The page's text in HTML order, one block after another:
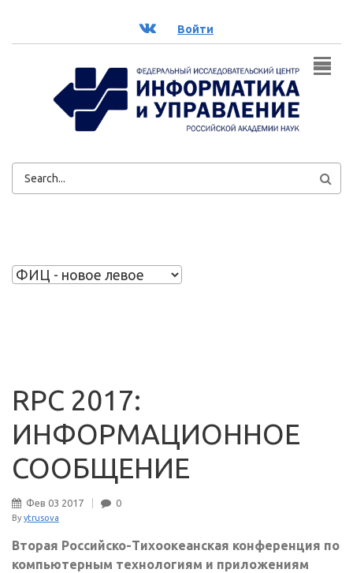
ВК Войти
ФОРМА
RPC 2017:
ИНФОРМАЦИОННОЕ
СООБЩЕНИЕ
Фев 03 2017 0
By ytrusova
Вторая Российско-Тихоокеанская конференция по
компьютерным технологиям и приложениям